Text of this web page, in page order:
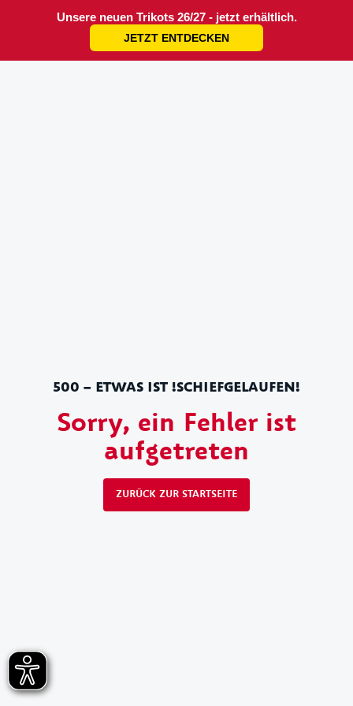
Unsere neuen Trikots 26/27 - jetzt erhältlich.
JETZT ENTDECKEN
500 – ETWAS IST !SCHIEFGELAUFEN!
Sorry, ein Fehler ist
aufgetreten
ZURÜCK ZUR STARTSEITE